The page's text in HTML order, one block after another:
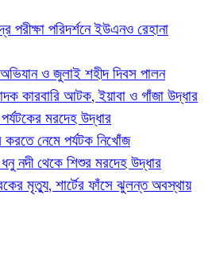
পরীক্ষা পরিদর্শনে ইউএনও রেহানা
ও জুলাই শহীদ দিবস পালন
কারবারি আটক, ইয়াবা ও গাঁজা উদ্ধার
মরদেহ উদ্ধার
নেমে পর্যটক নিখোঁজ
নদী থেকে শিশুর মরদেহ উদ্ধার
মৃত্যু, শার্টের ফাঁসে ঝুলন্ত অবস্থায়